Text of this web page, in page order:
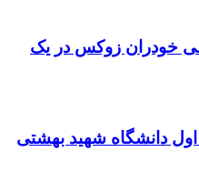
خودران زوکس در یک
دانشگاه شهید بهشتی